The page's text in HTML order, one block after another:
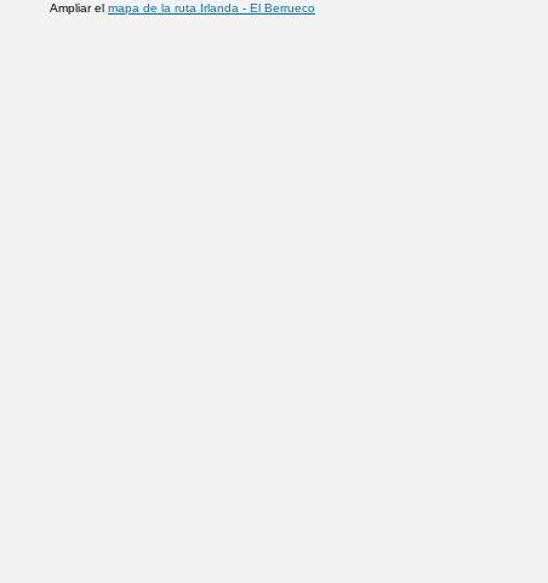
Ampliar el mapa de la ruta Irlanda - El Berrueco